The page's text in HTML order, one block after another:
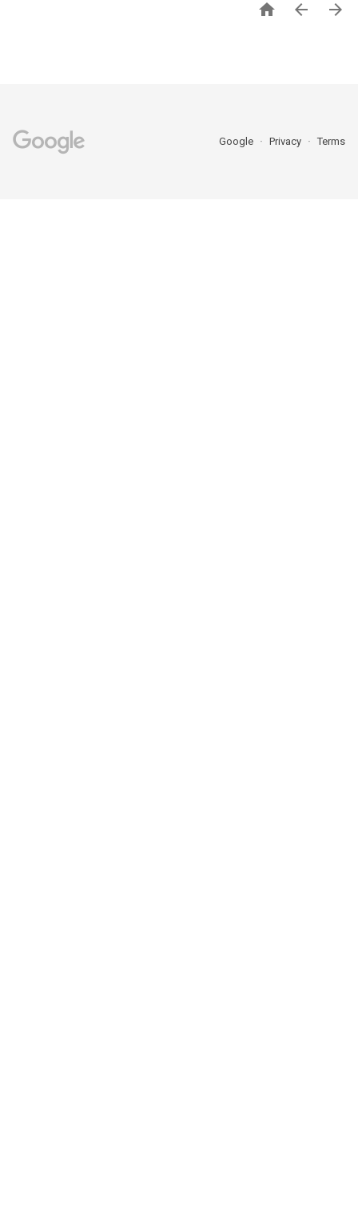
  
Google Privacy Terms